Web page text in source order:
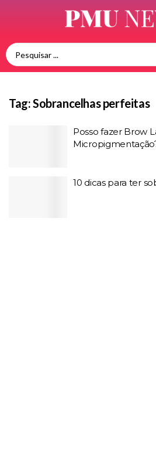
Tag:Sobrancelhas perfeitas
Posso fazer Brow
10 dicas para ter